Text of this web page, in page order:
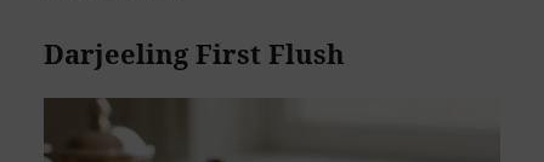
Darjeeling First Flush